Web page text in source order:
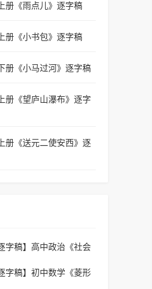
册《雨点儿》逐字稿
册《小书包》逐字稿
册《小马过河》逐字稿
册《望庐山瀑布》逐字
册《送元二使安西》逐
字稿】 高中政治《社会
字稿】 初中数学《菱形